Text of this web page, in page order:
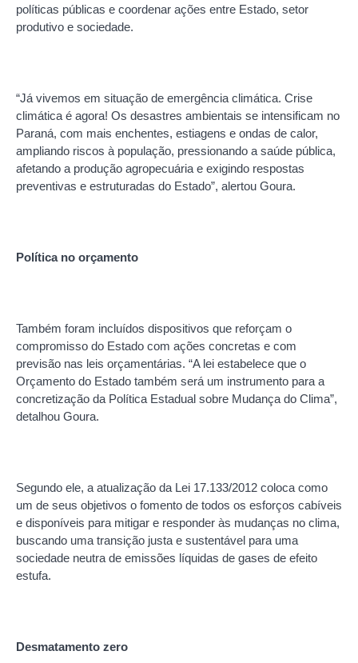
políticas públicas e coordenar ações entre Estado, setor
produtivo e sociedade.
“Já vivemos em situação de emergência climática. Crise
climática é agora! Os desastres ambientais se intensificam no
Paraná, com mais enchentes, estiagens e ondas de calor,
ampliando riscos à população, pressionando a saúde pública,
afetando a produção agropecuária e exigindo respostas
preventivas e estruturadas do Estado”, alertou Goura.
Política no orçamento
Também foram incluídos dispositivos que reforçam o
compromisso do Estado com ações concretas e com
previsão nas leis orçamentárias. “A lei estabelece que o
Orçamento do Estado também será um instrumento para a
concretização da Política Estadual sobre Mudança do Clima”,
detalhou Goura.
Segundo ele, a atualização da Lei 17.133/2012 coloca como
um de seus objetivos o fomento de todos os esforços cabíveis
e disponíveis para mitigar e responder às mudanças no clima,
buscando uma transição justa e sustentável para uma
sociedade neutra de emissões líquidas de gases de efeito
estufa.
Desmatamento zero